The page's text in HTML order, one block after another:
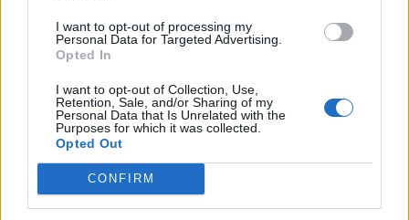
I want to opt-out of processing my
Personal Data for Targeted Advertising.
Opted In
I want to opt-out of Collection, Use,
Retention, Sale, and/or Sharing of my
Personal Data that Is Unrelated with the
Purposes for which it was collected.
Opted Out
CONFIRM
ΠΕΡΙΣΣΟΤΕΡΑ
ΣΧΕΤΙΚA AΡΘΡΑ
«Δύο μέρες μόνο» ΠΟΛΙΤΕΣ
«Δύο μέρες μόνο»
«Δύο μέρες μόνο»